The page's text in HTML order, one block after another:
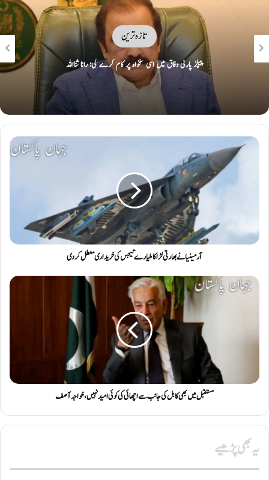
تازہ ترین
ایران نے دورانِ جنگ تباہ کیے امریکی و اسرائیلی طیارے نمائش کیلئے پیش کر دیے
آرمینیا نے بھارتی لڑاکا طیارے تیجس کی خریداری معطل کردی
مستقبل میں بھی کابل کی جانب سے اچھائی کی کوئی امید نہیں ، خواجہ آصف
یہ بھی پڑھیے